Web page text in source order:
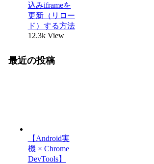
込みiframeを
更新（リロー
ド）する方法
12.3k View
最近の投稿
【Android実
機 × Chrome
DevTools】